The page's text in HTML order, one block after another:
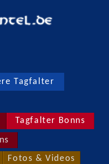
Tagfalter
Tagfalter Bonns
Fotos & Videos